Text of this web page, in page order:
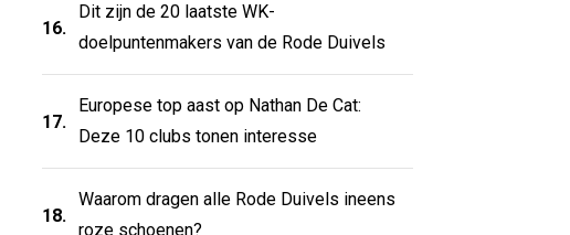
16.
Dit zijn de 20 laatste WK-
doelpuntenmakers van de Rode Duivels
17.
Europese top aast op Nathan De Cat:
Deze 10 clubs tonen interesse
18.
Waarom dragen alle Rode Duivels ineens
roze schoenen?